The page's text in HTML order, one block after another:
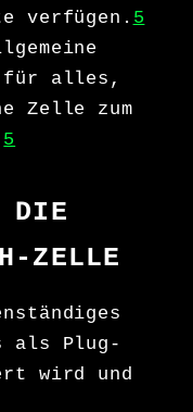
verfügen. 5
für alles,
Zelle zum
5
DIE
ZELLE
als Plug-
wird und